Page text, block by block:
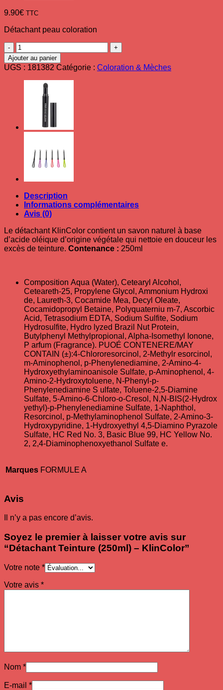
9.90€ TTC
Détachant peau coloration
quantité
de
Détachant
Teinture
(250ml)
KlinColor
Ajouter au panier
UGS : 181382 Catégorie : Coloration & Mèches
Description
Informations complémentaires
Avis (0)
Le détachant KlinColor contient un savon naturel à base
d’acide oléique d’origine végétale qui nettoie en douceur les
excès de teinture. Contenance : 250ml
Composition Aqua (Water), Cetearyl Alcohol,
Ceteareth-25, Propylene Glycol, Ammonium Hydroxi
de, Laureth-3, Cocamide Mea, Decyl Oleate,
Cocamidopropyl Betaine, Polyquaterniu m-7, Ascorbic
Acid, Tetrasodium EDTA, Sodium Sulfite, Sodium
Hydrosulfite, Hydro lyzed Brazil Nut Protein,
Butylphenyl Methylpropional, Alpha-Isomethyl Ionone,
P arfum (Fragrance). PUOÉ CONTENERE/MAY
CONTAIN (±):4-Chlororesorcinol, 2-Methylr esorcinol,
m-Aminophenol, p-Phenylenediamine, 2-Amino-4-
Hydroxyethylaminoanisole Sulfate, p-Aminophenol, 4-
Amino-2-Hydroxytoluene, N-Phenyl-p-
Phenylenediamine S ulfate, Toluene-2,5-Diamine
Sulfate, 5-Amino-6-Chloro-o-Cresol, N,N-BIS(2-Hydrox
yethyl)-p-Phenylenediamine Sulfate, 1-Naphthol,
Resorcinol, p-Methylaminophenol Sulfate, 2-Amino-3-
Hydroxypyridine, 1-Hydroxyethyl 4,5-Diamino Pyrazole
Sulfate, HC Red No. 3, Basic Blue 99, HC Yellow No.
2, 2,4-Diaminophenoxyethanol Sulfate e.
Marques FORMULE A
Avis
Il n’y a pas encore d’avis.
Soyez le premier à laisser votre avis sur
“Détachant Teinture (250ml) – KlinColor”
Votre note *
Votre avis *
Nom *
E-mail *